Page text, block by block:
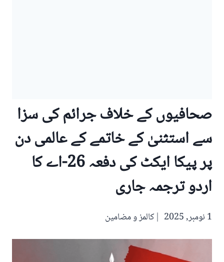
صحافیوں کے خلاف جرائم کی سزا
سے استثنیٰ کے خاتمے کے عالمی دن
پر پیکا ایکٹ کی دفعہ 26-اے کا
اردو ترجمہ جاری
1 نومبر, 2025 کالمز و مضامین